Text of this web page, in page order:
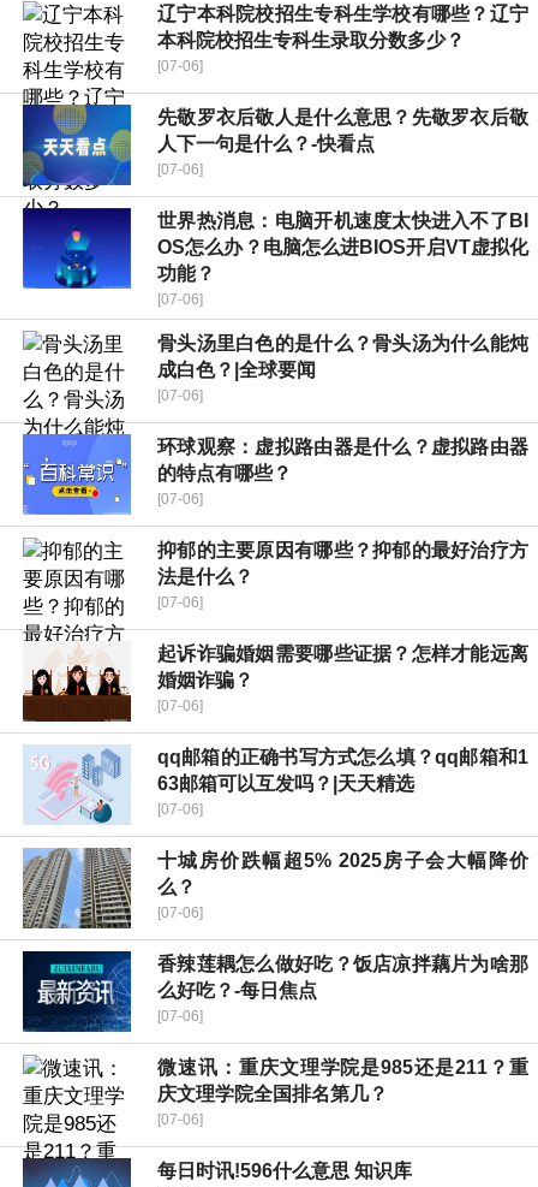
辽宁本科院校招生专科生学校有哪些？辽宁
本科院校招生专科生录取分数多少？
[07-06]
先敬罗衣后敬人是什么意思？先敬罗衣后敬
人下一句是什么？-快看点
[07-06]
世界热消息：电脑开机速度太快进入不了BI
OS怎么办？电脑怎么进BIOS开启VT虚拟化
功能？
[07-06]
骨头汤里白色的是什么？骨头汤为什么能炖
成白色？|全球要闻
[07-06]
环球观察：虚拟路由器是什么？虚拟路由器
的特点有哪些？
[07-06]
抑郁的主要原因有哪些？抑郁的最好治疗方
法是什么？
[07-06]
起诉诈骗婚姻需要哪些证据？怎样才能远离
婚姻诈骗？
[07-06]
qq邮箱的正确书写方式怎么填？qq邮箱和1
63邮箱可以互发吗？|天天精选
[07-06]
十城房价跌幅超5% 2025房子会大幅降价
么？
[07-06]
香辣莲耦怎么做好吃？饭店凉拌藕片为啥那
么好吃？-每日焦点
[07-06]
微速讯：重庆文理学院是985还是211？重
庆文理学院全国排名第几？
[07-06]
每日时讯!596什么意思 知识库